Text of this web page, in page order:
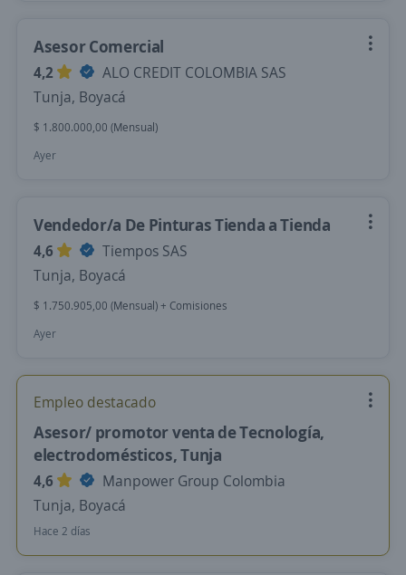
Asesor Comercial
4,2
ALO CREDIT COLOMBIA SAS
Tunja, Boyacá
$ 1.800.000,00 (Mensual)
Ayer
Vendedor/a De Pinturas Tienda a Tienda
4,6
Tiempos SAS
Tunja, Boyacá
$ 1.750.905,00 (Mensual) + Comisiones
Ayer
Empleo destacado
Asesor/ promotor venta de Tecnología,
electrodomésticos, Tunja
4,6
Manpower Group Colombia
Tunja, Boyacá
Hace 2 días